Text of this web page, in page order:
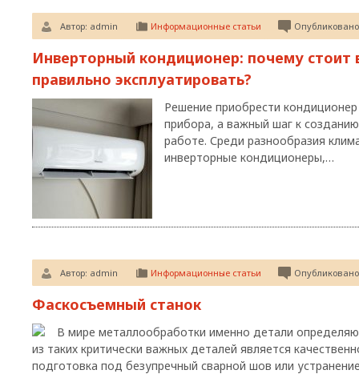
Автор: admin Информационные статьи
Инверторный кондиционер: почему стоит
правильно эксплуатировать?
Решение приобрести
прибора, а важный шаг к
работе. Среди разнообразия
инверторные кондиционеры,…
Автор: admin Информационные статьи
Фаскосъемный станок
В мире металлообработки именно детали
из таких критически важных деталей является
подготовка под безупречный сварной шов или